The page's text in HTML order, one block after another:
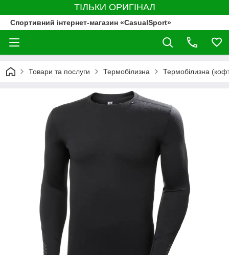
ТІЛЬКИ ОРИГІНАЛ
Спортивний інтернет-магазин «CasualSport»
Товари та послуги Термобілизна Термобілизна